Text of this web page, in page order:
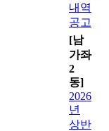
내역
공고
[남
가좌
2
동]
2026
년
상반